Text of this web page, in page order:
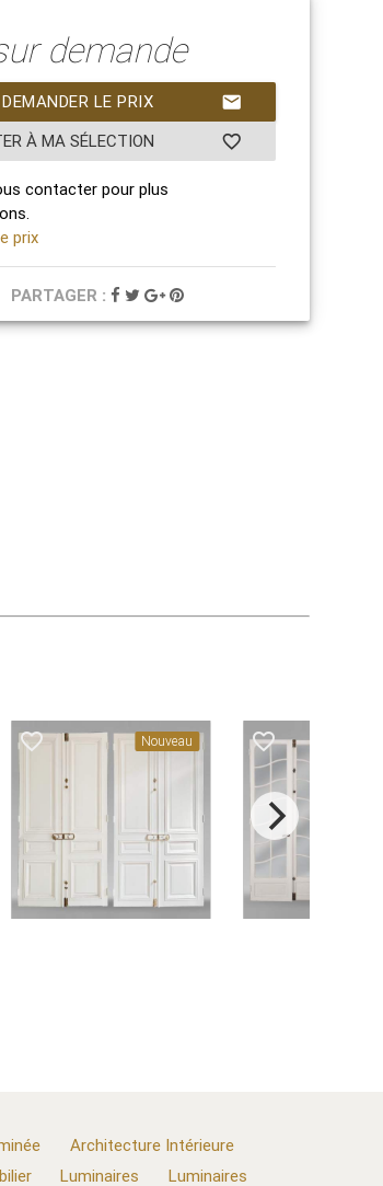
demande
mail
DEMANDER LE PRIX
favorite_border
À MA SÉLECTION
contacter pour plus
prix
PARTAGER :
favorite_border Nouveau favorite_border
Architecture Intérieure
Luminaires
Luminaires